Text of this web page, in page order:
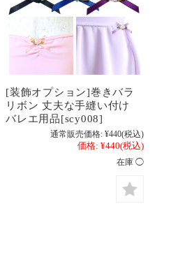
[装飾オプション]巻きバラ
リボン 丈夫な手縫い付け
バレエ用品[scy008]
通常販売価格: ¥440(税込)
価格: ¥440(税込)
在庫 ◯